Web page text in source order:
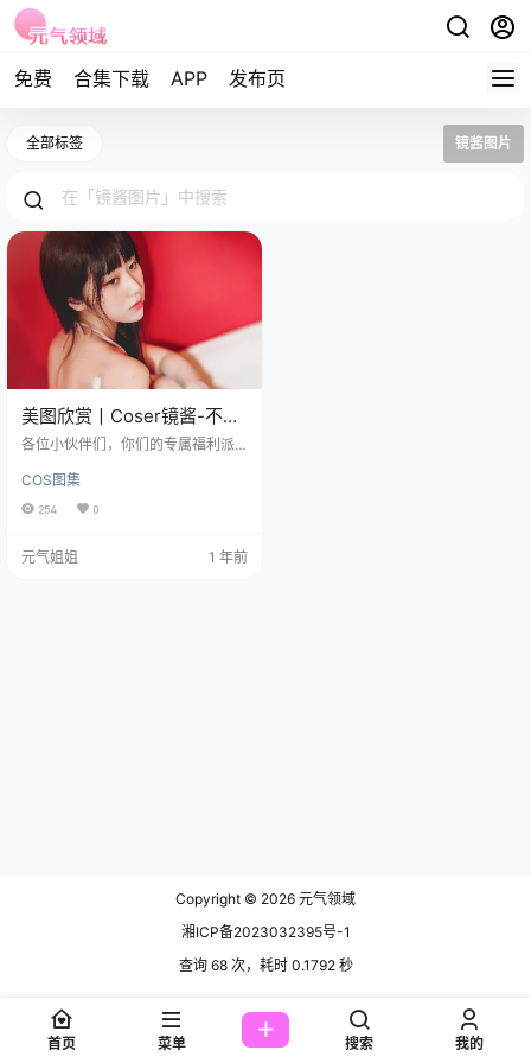
免费 合集下载 APP 发布页
全部标签 镜酱图片
美图欣赏丨Coser镜酱-不知
梦私房[15P-323MB]
各位小伙伴们，你们的专属福利派
生活有点“鸭梨山大”，需要点“精神
氮泵”来回次血？ 免费套图，文章末
的一套神秘感拉满的摄影作品——
COS图集
254 0
元气姐姐 1 年前
Copyright © 2026 元气领域
湘ICP备2023032395号-1
查询 68 次，耗时 0.1792 秒
首页 菜单 搜索 我的